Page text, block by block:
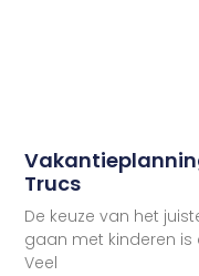
Trucs
De keuze van het
gaan met kinderen
Veel